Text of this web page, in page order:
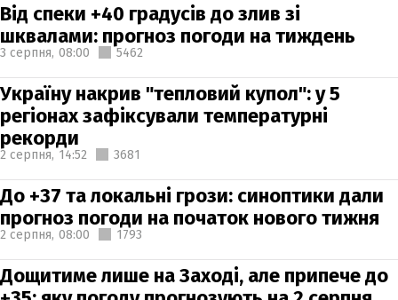
Від спеки +40 градусів до злив зі
шквалами: прогноз погоди на тиждень
3 серпня, 08:00 5462
Україну накрив "тепловий купол": у 5
регіонах зафіксували температурні
рекорди
2 серпня, 14:52 3681
До +37 та локальні грози: синоптики дали
прогноз погоди на початок нового тижня
2 серпня, 08:00 1793
Дощитиме лише на Заході, але припече до